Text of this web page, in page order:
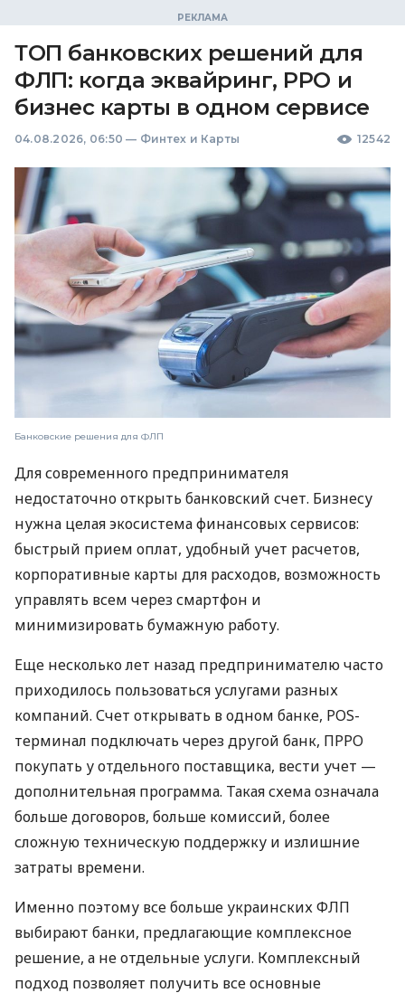
ТОП банковских решений для
ФЛП: когда эквайринг, РРО и
бизнес карты в одном сервисе
04.08.2026, 06:50 — Финтех и Карты 12542
Банковские решения для ФЛП
Для современного предпринимателя
недостаточно открыть банковский счет. Бизнесу
нужна целая экосистема финансовых сервисов:
быстрый прием оплат, удобный учет расчетов,
корпоративные карты для расходов, возможность
управлять всем через смартфон и
минимизировать бумажную работу.
Еще несколько лет назад предпринимателю часто
приходилось пользоваться услугами разных
компаний. Счет открывать в одном банке, POS-
терминал подключать через другой банк, ПРРО
покупать у отдельного поставщика, вести учет —
дополнительная программа. Такая схема означала
больше договоров, больше комиссий, более
сложную техническую поддержку и излишние
затраты времени.
Именно поэтому все больше украинских ФЛП
выбирают банки, предлагающие комплексное
решение, а не отдельные услуги. Комплексный
подход позволяет получить все основные